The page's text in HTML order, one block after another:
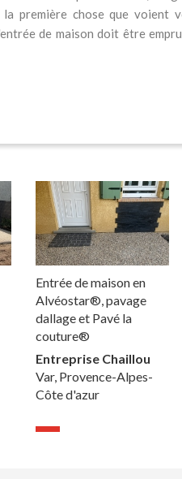
première chose que voient
de maison doit être
Entrée de maison en
Alvéostar®, pavage
dallage et Pavé la
couture®
Entreprise Chaillou
Var, Provence-Alpes-
Côte d'azur